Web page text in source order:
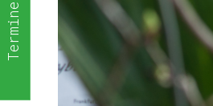
Termine